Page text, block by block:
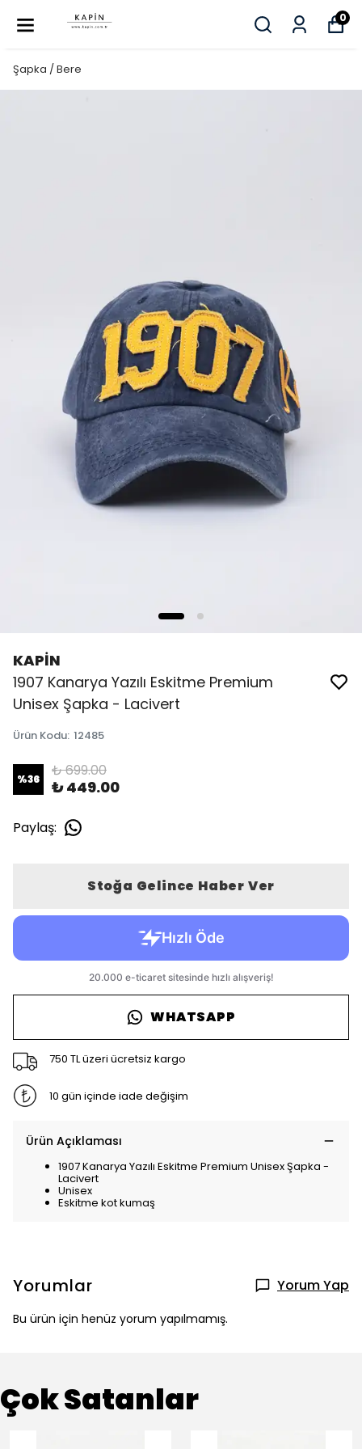
0
Şapka / Bere
KAPİN
1907 Kanarya Yazılı Eskitme Premium
Unisex Şapka - Lacivert
Ürün Kodu: 12485
%36 ₺ 699.00
₺ 449.00
Paylaş:
Stoğa Gelince Haber Ver
WHATSAPP
750 TL üzeri ücretsiz kargo
10 gün içinde iade değişim
Ürün Açıklaması
1907 Kanarya Yazılı Eskitme Premium Unisex Şapka -
Lacivert
Unisex
Eskitme kot kumaş
Yorumlar Yorum Yap
Bu ürün için henüz yorum yapılmamış.
Çok Satanlar